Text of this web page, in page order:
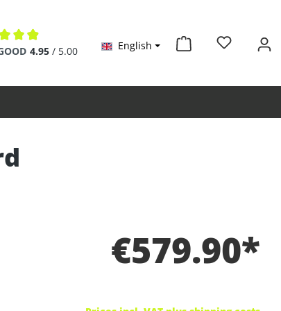
rating of 4.9 out of 5 stars
4.95 / 5.00 English
€579.90*